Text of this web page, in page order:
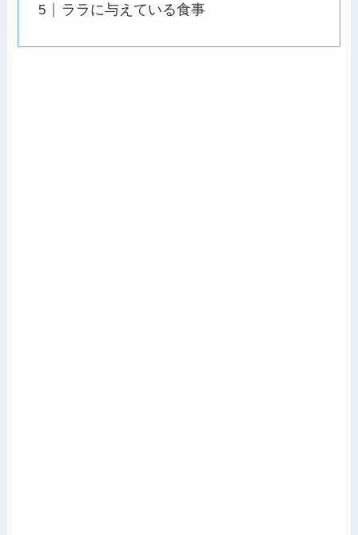
ララに与えている食事